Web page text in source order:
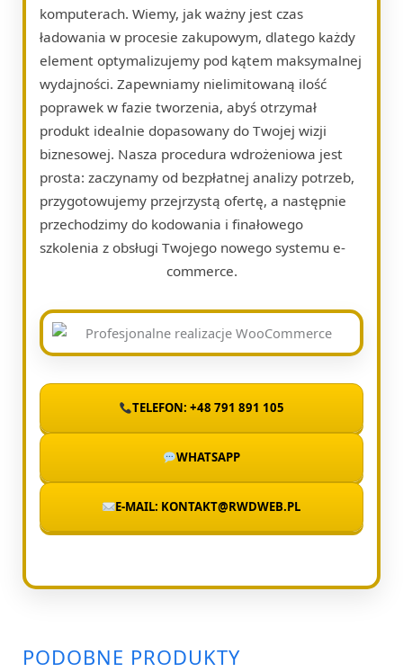
komputerach. Wiemy, jak ważny jest czas
ładowania w procesie zakupowym, dlatego każdy
element optymalizujemy pod kątem maksymalnej
wydajności. Zapewniamy nielimitowaną ilość
poprawek w fazie tworzenia, abyś otrzymał
produkt idealnie dopasowany do Twojej wizji
biznesowej. Nasza procedura wdrożeniowa jest
prosta: zaczynamy od bezpłatnej analizy potrzeb,
przygotowujemy przejrzystą ofertę, a następnie
przechodzimy do kodowania i finałowego
szkolenia z obsługi Twojego nowego systemu e-
commerce.
TELEFON: +48 791 891 105
WHATSAPP
E-MAIL: KONTAKT@RWDWEB.PL
PODOBNE PRODUKTY